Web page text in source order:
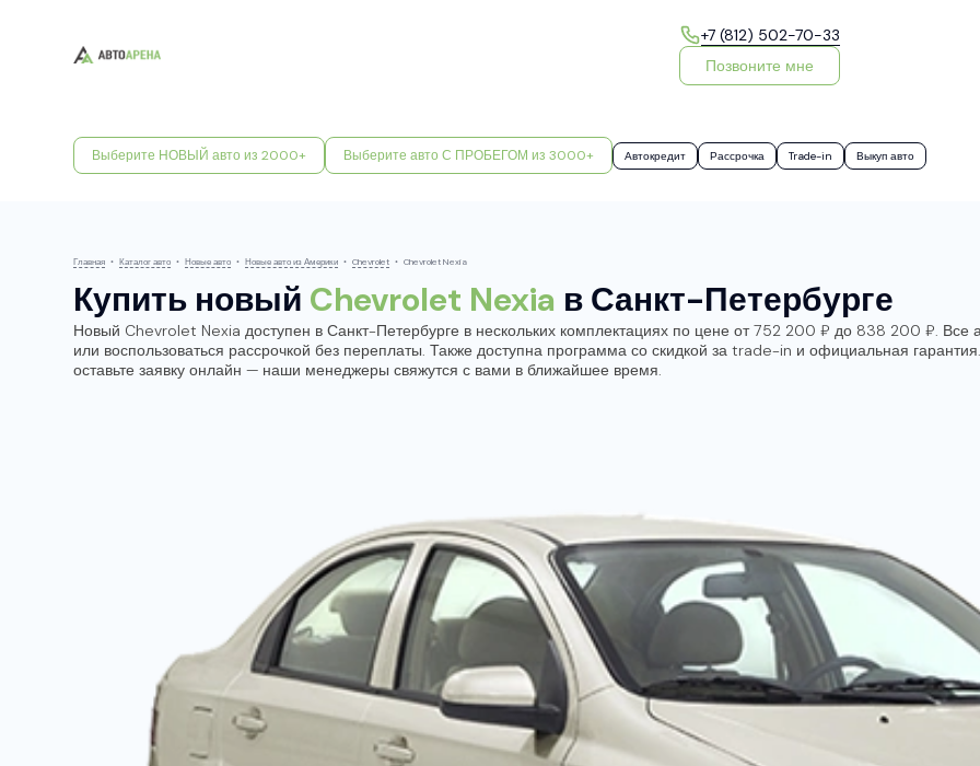
+7 (812) 502-70-33
Позвоните мне
Выберите НОВЫЙ авто из 2000+ Выберите авто С ПРОБЕГОМ из 3000+ Автокредит Рассрочка Trade-in Выкуп авто
Главная • Каталог авто • Новые авто • Новые авто из Америки • Chevrolet • Chevrolet Nexia
Купить новый Chevrolet Nexia в Санкт-Петербурге
Новый Chevrolet Nexia доступен в Санкт-Петербурге в нескольких комплектациях по цене от 752 200 ₽ до 838 200 ₽.
или воспользоваться рассрочкой без переплаты. Также доступна программа со скидкой за trade-in и официальная
оставьте заявку онлайн — наши менеджеры свяжутся с вами в ближайшее время.